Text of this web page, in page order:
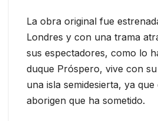
La obra original fue
Londres y con una trama
sus espectadores, como lo
duque Próspero, vive con
una isla semidesierta, ya
aborigen que ha sometido.